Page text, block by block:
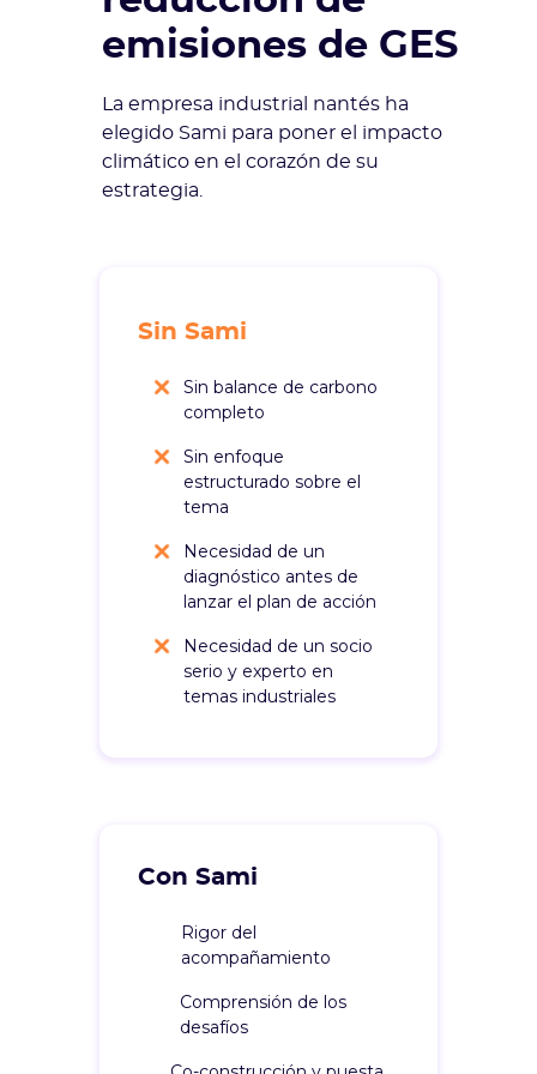
emisiones de GES
La empresa industrial nantés ha
elegido Sami para poner el impacto
climático en el corazón de su
estrategia.
Sin Sami
Sin balance de carbono
completo
Sin enfoque
estructurado sobre el
tema
Necesidad de un
diagnóstico antes de
lanzar el plan de acción
Necesidad de un socio
serio y experto en
temas industriales
Con Sami
Rigor del
acompañamiento
Comprensión de los
desafíos